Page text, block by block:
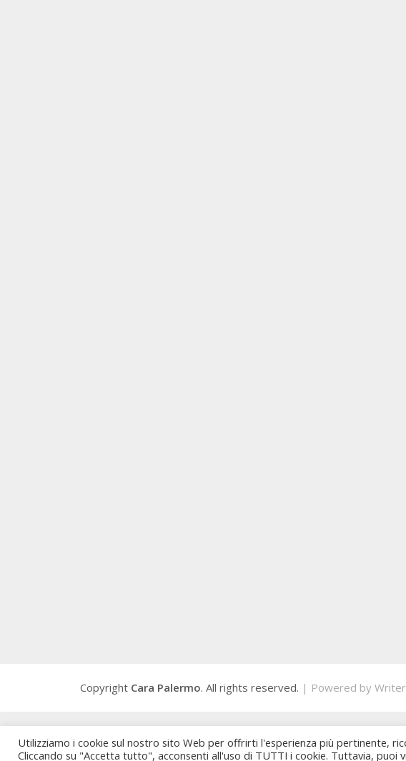
Copyright Cara Palermo. All rights reserved. | Powered by
Utilizziamo i cookie sul nostro sito Web per offrirti l'esperienza più pertinente,
Cliccando su "Accetta tutto", acconsenti all'uso di TUTTI i cookie. Tuttavia, puoi